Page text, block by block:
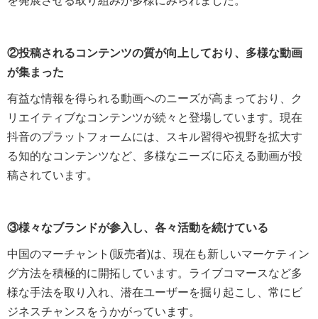
②投稿されるコンテンツの質が向上しており、多様な動画
が集まった
有益な情報を得られる動画へのニーズが高まっており、ク
リエイティブなコンテンツが続々と登場しています。現在
抖音のプラットフォームには、スキル習得や視野を拡大す
る知的なコンテンツなど、多様なニーズに応える動画が投
稿されています。
③様々なブランドが参入し、各々活動を続けている
中国のマーチャント(販売者)は、現在も新しいマーケティン
グ方法を積極的に開拓しています。ライブコマースなど多
様な手法を取り入れ、潜在ユーザーを掘り起こし、常にビ
ジネスチャンスをうかがっています。